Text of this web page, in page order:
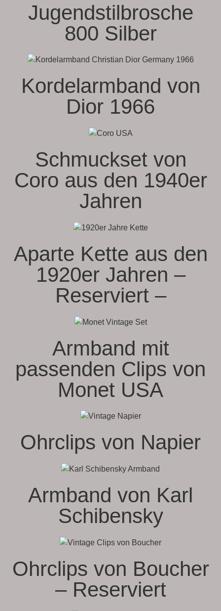
Jugendstilbrosche
800 Silber
Kordelarmband von
Dior 1966
Schmuckset von
Coro aus den 1940er
Jahren
Aparte Kette aus den
1920er Jahren –
Reserviert –
Armband mit
passenden Clips von
Monet USA
Ohrclips von Napier
Armband von Karl
Schibensky
Ohrclips von Boucher
– Reserviert